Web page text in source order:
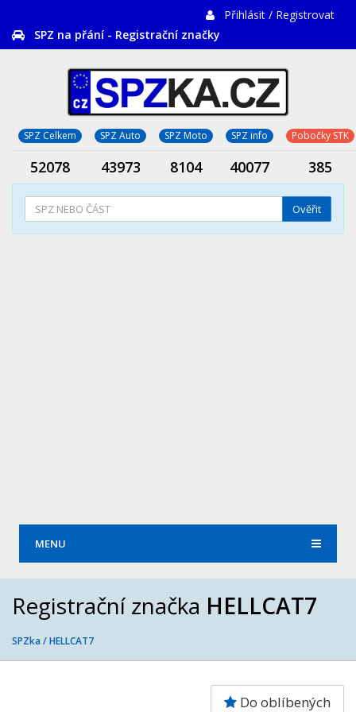
Přihlásit / Registrovat
SPZ na přání - Registrační značky
SPZ Celkem SPZ Auto SPZ Moto SPZ info Pobočky STK
52078 43973 8104 40077 385
Ověřit
MENU
Registrační značka HELLCAT7
SPZka /HELLCAT7
Do oblíbených